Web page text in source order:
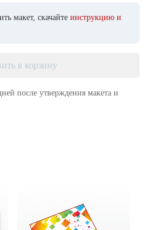
макет, скачайте инструкцию и
в корзину
после утверждения макета и